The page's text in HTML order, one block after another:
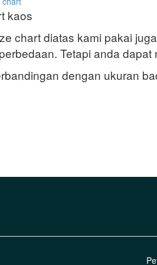
kaos
chart diatas kami pakai
Tetapi anda
dengan ukuran